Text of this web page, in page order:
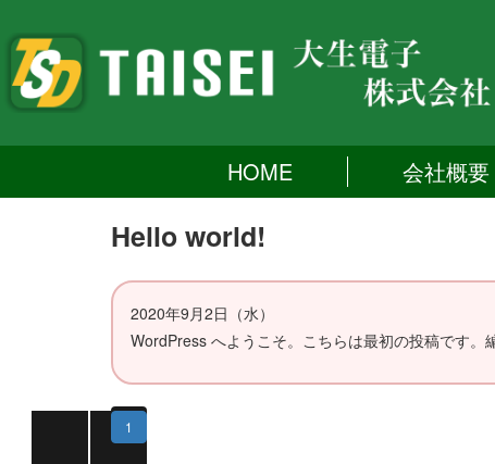
HOME 会社概要
Hello world!
2020年9月2日（水）
WordPress へようこそ。こちらは最初の投稿です。
1